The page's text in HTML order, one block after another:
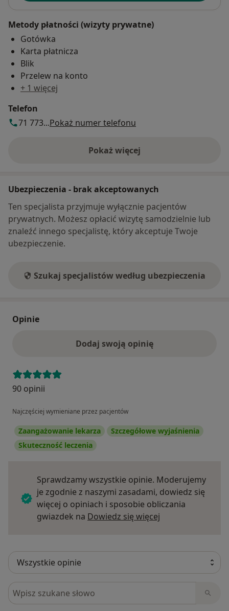
Metody płatności (wizyty prywatne)
Gotówka
Karta płatnicza
Blik
Przelew na konto
+ 1 więcej
Telefon
71 773...Pokaż numer telefonu
Pokaż więcej
o adresie
Ubezpieczenia - brak akceptowanych
Ten specjalista przyjmuje wyłącznie pacjentów
prywatnych. Możesz opłacić wizytę samodzielnie lub
znaleźć innego specjalistę, który akceptuje Twoje
ubezpieczenie.
Szukaj specjalistów według ubezpieczenia
Opinie
Dodaj swoją opinię
90 opinii
Najczęściej wymieniane przez pacjentów
Zaangażowanie lekarza
Szczegółowe wyjaśnienia
Skuteczność leczenia
Sprawdzamy wszystkie opinie. Moderujemy
je zgodnie z naszymi zasadami, dowiedz się
więcej o opiniach i sposobie obliczania
gwiazdek na Dowiedz się więcej
Szukaj w opiniach